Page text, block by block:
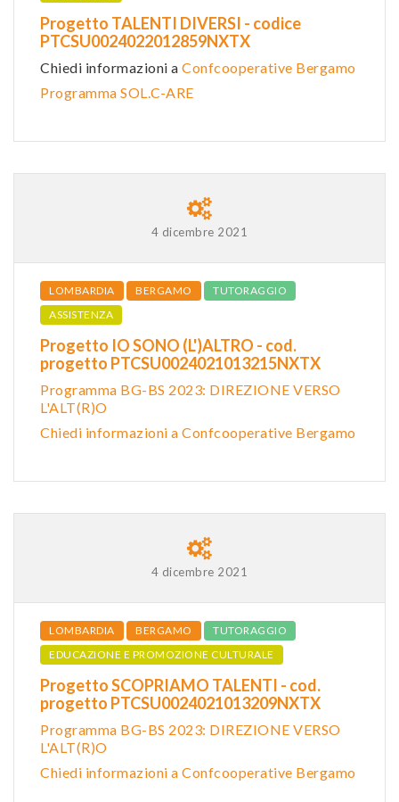
Progetto TALENTI DIVERSI - codice
PTCSU0024022012859NXTX
Chiedi informazioni a Confcooperative Bergamo
Programma SOL.C-ARE
4 dicembre 2021
LOMBARDIA BERGAMO
TUTORAGGIO
ASSISTENZA
Progetto IO SONO (L')ALTRO - cod.
progetto PTCSU0024021013215NXTX
Programma BG-BS 2023: DIREZIONE VERSO
L'ALT(R)O
Chiedi informazioni a Confcooperative Bergamo
4 dicembre 2021
LOMBARDIA BERGAMO
TUTORAGGIO
EDUCAZIONE E PROMOZIONE CULTURALE
Progetto SCOPRIAMO TALENTI - cod.
progetto PTCSU0024021013209NXTX
Programma BG-BS 2023: DIREZIONE VERSO
L'ALT(R)O
Chiedi informazioni a Confcooperative Bergamo